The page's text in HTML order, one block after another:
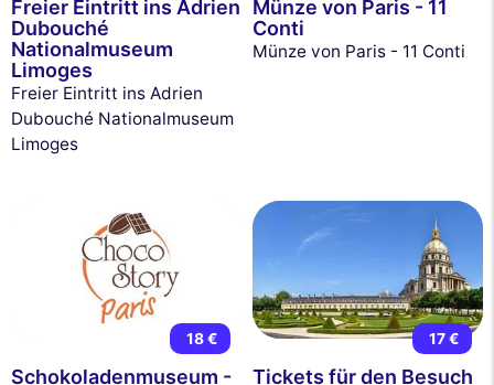
Freier Eintritt ins Adrien
Dubouché
Nationalmuseum
Limoges
Freier Eintritt ins Adrien
Dubouché Nationalmuseum
Limoges
Münze von Paris - 11
Conti
Münze von Paris - 11 Conti
18 €
Schokoladenmuseum -
17 €
Tickets für den Besuch